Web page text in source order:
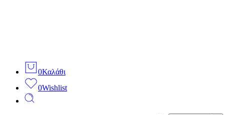
0Καλάθι
0Wishlist